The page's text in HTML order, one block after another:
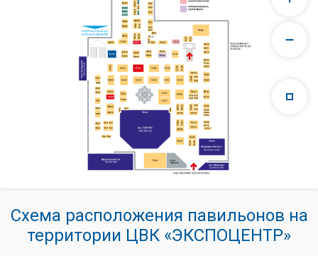
Схема расположения павильонов на
территории ЦВК «ЭКСПОЦЕНТР»